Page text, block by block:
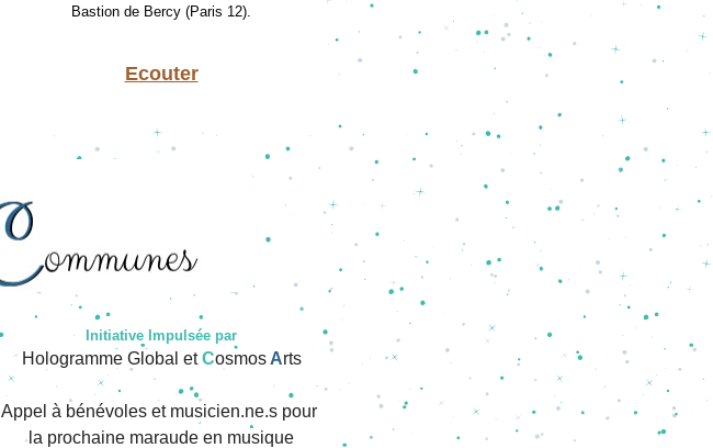
Bastion de Bercy (Paris 12).
Ecouter
Initiative Impulsée par
Hologramme Global et Cosmos Arts
Appel à bénévoles et musicien.ne.s pour
la prochaine maraude en musique